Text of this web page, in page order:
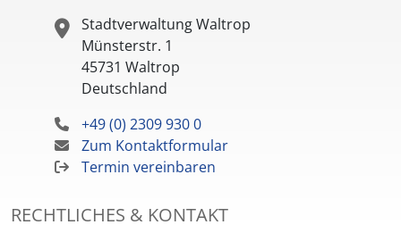
Stadtverwaltung Waltrop
Münsterstr. 1
45731 Waltrop
Deutschland
+49 (0) 2309 930 0
Zum Kontaktformular
Termin vereinbaren
RECHTLICHES & KONTAKT